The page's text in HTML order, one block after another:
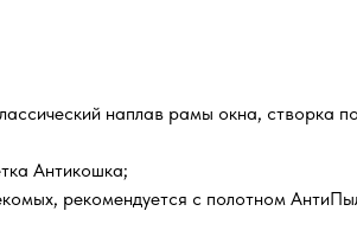
наплав рамы окна, створка
Антикошка;
рекомендуется с полотном